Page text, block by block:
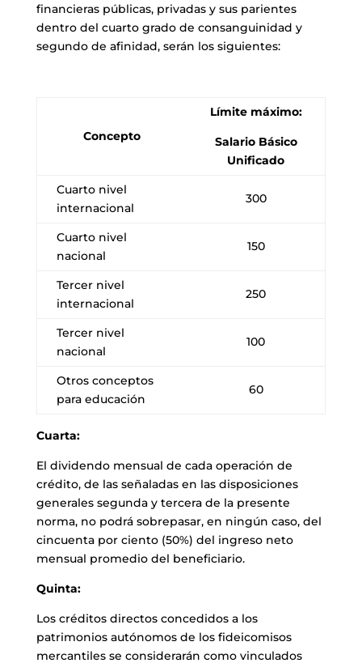
financieras públicas, privadas y sus parientes
dentro del cuarto grado de consanguinidad y
segundo de afinidad, serán los siguientes:
Concepto
Límite máximo:
Salario Básico
Unificado
Cuarto nivel
internacional
300
Cuarto nivel
nacional
150
Tercer nivel
internacional
250
Tercer nivel
nacional
100
Otros conceptos
para educación
60
Cuarta:
El dividendo mensual de cada operación de
crédito, de las señaladas en las disposiciones
generales segunda y tercera de la presente
norma, no podrá sobrepasar, en ningún caso, del
cincuenta por ciento (50%) del ingreso neto
mensual promedio del beneficiario.
Quinta:
Los créditos directos concedidos a los
patrimonios autónomos de los fideicomisos
mercantiles se considerarán como vinculados